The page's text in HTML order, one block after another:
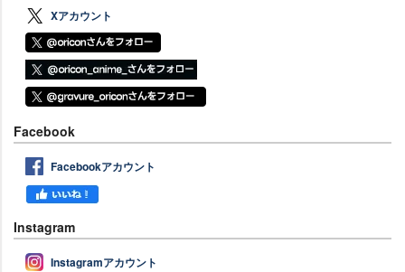
Xアカウント
Facebook
Facebookアカウント
Instagram
Instagramアカウント